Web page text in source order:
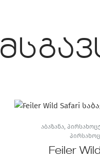
ᲐᲑᲐᲖᲐᲜᲐ,
Feiler